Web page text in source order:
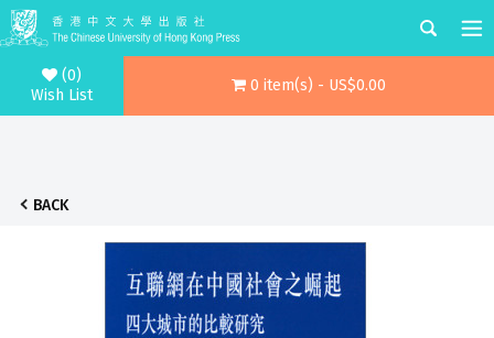
(0)
Wish List
0 item(s) - US$0.00
BACK